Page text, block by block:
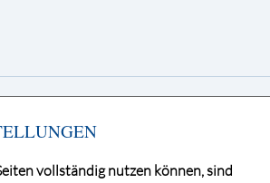
Berlin
68 80vollständig nutzen können, sind